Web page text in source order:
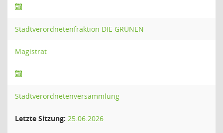
Stadtverordnetenfraktion DIE GRÜNEN
Magistrat
Stadtverordnetenversammlung
Letzte Sitzung: 25.06.2026